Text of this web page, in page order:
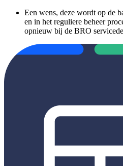
Een wens, deze wordt op de
en in het reguliere beheer
opnieuw bij de BRO